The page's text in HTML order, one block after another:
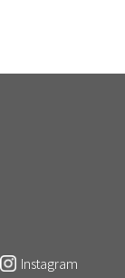
Instagram